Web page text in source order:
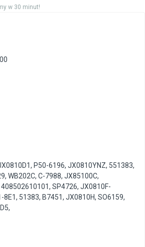
w 30 minut!
, P50-6196, JX0810YNZ, 551383,
, WB202C, C-7988, JX85100C,
, SP4726, JX0810F-
8E1, 51383, B7451, JX0810H, SO6159,
,